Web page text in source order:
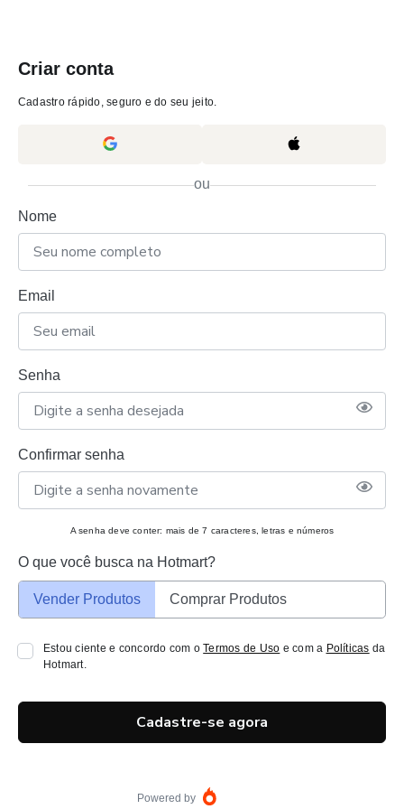
Criar conta
Cadastro rápido, seguro e do seu jeito.
ou
Nome
Email
Senha
Confirmar senha
A senha deve conter: mais de 7 caracteres, letras e números
O que você busca na Hotmart?
Vender Produtos Comprar Produtos
Estou ciente e concordo com oTermos de Uso e com a Políticas da
Hotmart.
Cadastre-se agora
Powered by